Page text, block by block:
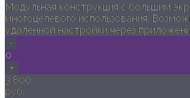
Модульная конструкция с большим
многоцелевого использования.
удаленной настройки через
-
0
+
3 800
руб.